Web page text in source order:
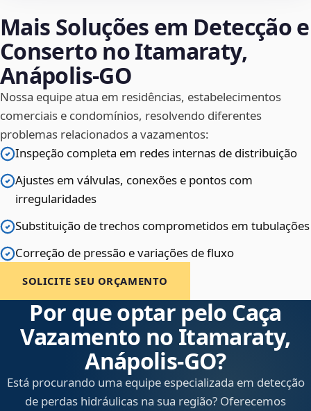
Mais Soluções em Detecção e
Conserto no Itamaraty,
Anápolis‑GO
Nossa equipe atua em residências, estabelecimentos
comerciais e condomínios, resolvendo diferentes
problemas relacionados a vazamentos:
Inspeção completa em redes internas de distribuição
Ajustes em válvulas, conexões e pontos com
irregularidades
Substituição de trechos comprometidos em tubulações
Correção de pressão e variações de fluxo
SOLICITE SEU ORÇAMENTO
Por que optar pelo Caça
Vazamento no Itamaraty,
Anápolis‑GO?
Está procurando uma equipe especializada em detecção
de perdas hidráulicas na sua região? Oferecemos